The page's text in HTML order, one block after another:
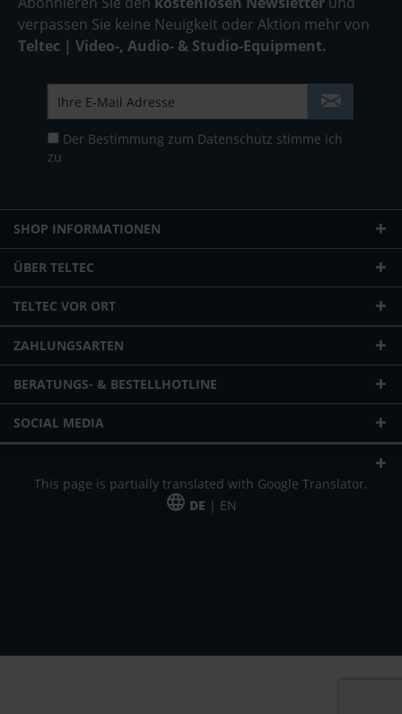
verpassen Sie keine Neuigkeit oder Aktion mehr von
Teltec | Video-, Audio- & Studio-Equipment.
Der Bestimmung zum Datenschutz stimme ich
zu
SHOP INFORMATIONEN
ÜBER TELTEC
TELTEC VOR ORT
ZAHLUNGSARTEN
BERATUNGS- & BESTELLHOTLINE
SOCIAL MEDIA
This page is partially translated with Google Translator.
DE | EN